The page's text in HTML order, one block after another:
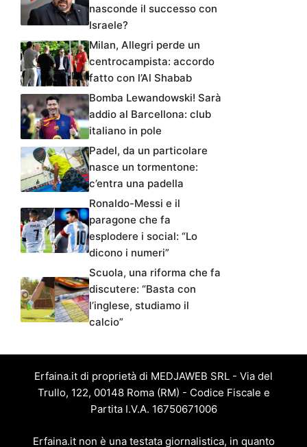
nasconde il successo con
Israele?
Milan, Allegri perde un
centrocampista: accordo
fatto con l’Al Shabab
Bomba Lewandowski! Sarà
addio al Barcellona: club
italiano in pole
Padel, da un particolare
nasce un tormentone:
c’entra una padella
Ronaldo-Messi e il
paragone che fa
esplodere i social: “Lo
dicono i numeri”
Scuola, una riforma che fa
discutere: “Basta con
l’inglese, studiamo il
calcio”
Erfaina.it di proprietà di MEDJAWEB SRL - Via del
Trullo, 122, 00148 Roma (RM) - Codice Fiscale e
Partita I.V.A. 16750671006
Erfaina.it non è una testata giornalistica, in quanto